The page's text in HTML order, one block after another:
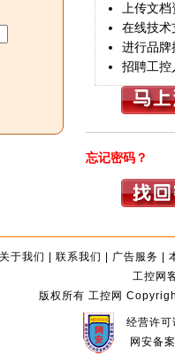
上传文档
在线技术
进行品牌
招聘工控
忘记密码？
关于我们 |联系我们 | 广告服务 |
工控网
版权所有 工控网
经营许
网安备